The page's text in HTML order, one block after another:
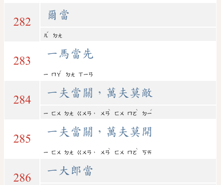
282
爾當
ㄦ
ˇ
ㄉㄤ
283
一馬當先
ㄧ ㄇㄚ
ˇ
ㄉㄤ ㄒㄧㄢ
284
一夫當關，萬夫莫敵
ㄧ ㄈㄨ ㄉㄤ ㄍㄨㄢ ， ㄨㄢ
ˋ
ㄈㄨ ㄇㄛ
ˋ
ㄉㄧ
ˊ
285
一夫當關，萬夫莫開
ㄧ ㄈㄨ ㄉㄤ ㄍㄨㄢ ， ㄨㄢ
ˋ
ㄈㄨ ㄇㄛ
ˋ
ㄎㄞ
286
一大郎當